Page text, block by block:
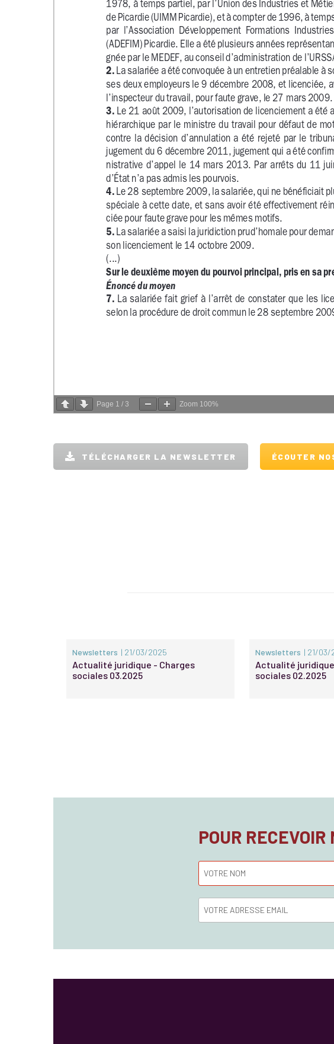
Page 1 / 3 Zoom 100%
TÉLÉCHARGER LA NEWSLETTER ÉCOUTER
Newsletters | 21/03/2025
Actualité juridique - Charges
sociales 03.2025
Newsletters | 21/03/
Actualité
sociales 02.2025
POUR